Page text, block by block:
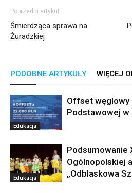
Poprzedni artykuł
Śmierdząca sprawa na
Żuradzkiej
PODOBNE ARTYKUŁY WIĘCEJ
Edukacja
Offset węglowy
Podstawowej w
Edukacja
Podsumowanie
Ogólnopolskiej
„Odblaskowa